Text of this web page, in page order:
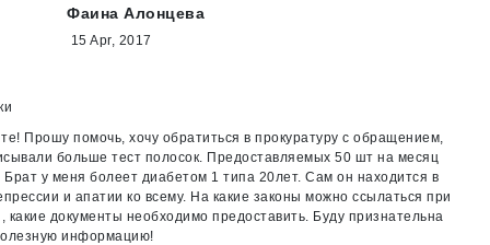
Фаина Алонцева
15 Apr, 2017
Прошу помочь, хочу обратиться в прокуратуру с обращением,
больше тест полосок. Предоставляемых 50 шт на месяц
Брат у меня болеет диабетом 1 типа 20лет. Сам он находится в
и апатии ко всему. На какие законы можно ссылаться при
какие документы необходимо предоставить. Буду признательна
информацию!